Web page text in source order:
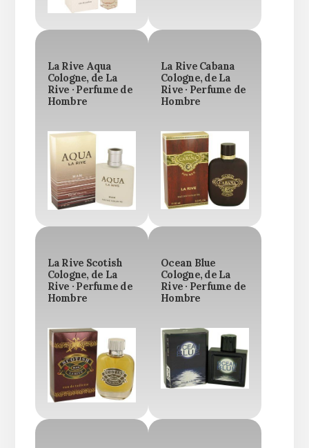
La Rive Aqua
Cologne, de La
Rive · Perfume de
Hombre
La Rive Cabana
Cologne, de La
Rive · Perfume de
Hombre
La Rive Scotish
Cologne, de La
Rive · Perfume de
Hombre
Ocean Blue
Cologne, de La
Rive · Perfume de
Hombre